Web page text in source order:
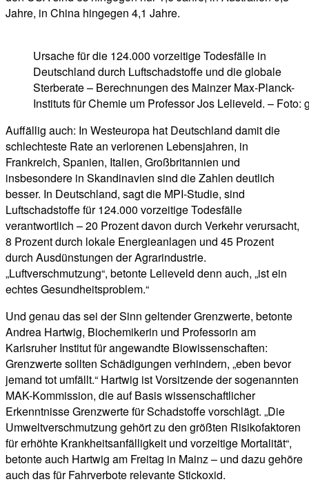
Jahre, in China hingegen 4,1 Jahre.
Ursache für die 124.000 vorzeitige Todesfälle in
Deutschland durch Luftschadstoffe und die globale
Sterberate – Berechnungen des Mainzer Max-Planck-
Instituts für Chemie um Professor Jos Lelieveld. – Foto:
Auffällig auch: In Westeuropa hat Deutschland damit die
schlechteste Rate an verlorenen Lebensjahren, in
Frankreich, Spanien, Italien, Großbritannien und
insbesondere in Skandinavien sind die Zahlen deutlich
besser. In Deutschland, sagt die MPI-Studie, sind
Luftschadstoffe für 124.000 vorzeitige Todesfälle
verantwortlich – 20 Prozent davon durch Verkehr verursacht,
8 Prozent durch lokale Energieanlagen und 45 Prozent
durch Ausdünstungen der Agrarindustrie.
„Luftverschmutzung“, betonte Lelieveld denn auch, „ist ein
echtes Gesundheitsproblem.“
Und genau das sei der Sinn geltender Grenzwerte, betonte
Andrea Hartwig, Biochemikerin und Professorin am
Karlsruher Institut für angewandte Biowissenschaften:
Grenzwerte sollten Schädigungen verhindern, „eben bevor
jemand tot umfällt.“ Hartwig ist Vorsitzende der sogenannten
MAK-Kommission, die auf Basis wissenschaftlicher
Erkenntnisse Grenzwerte für Schadstoffe vorschlägt. „Die
Umweltverschmutzung gehört zu den größten Risikofaktoren
für erhöhte Krankheitsanfälligkeit und vorzeitige Mortalität“,
betonte auch Hartwig am Freitag in Mainz – und dazu gehöre
auch das für Fahrverbote relevante Stickoxid.